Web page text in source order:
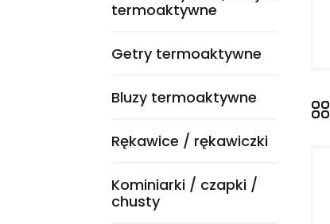
termoaktywne
Getry termoaktywne
Bluzy termoaktywne
Rękawice / rękawiczki
Kominiarki / czapki /
chusty